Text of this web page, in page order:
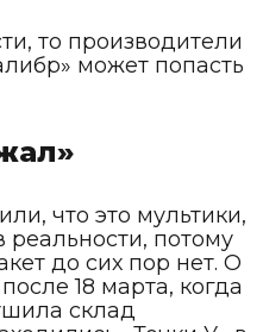
то производители
может попасть
что это мультики,
реальности, потому
до сих пор нет. О
18 марта, когда
склад